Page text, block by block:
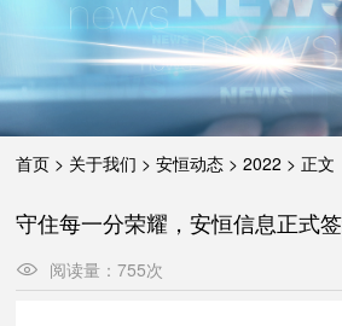
首页 > 关于我们 >安恒动态 >2022 >正文
守住每一分荣耀，安恒信息正式
阅读量：755次